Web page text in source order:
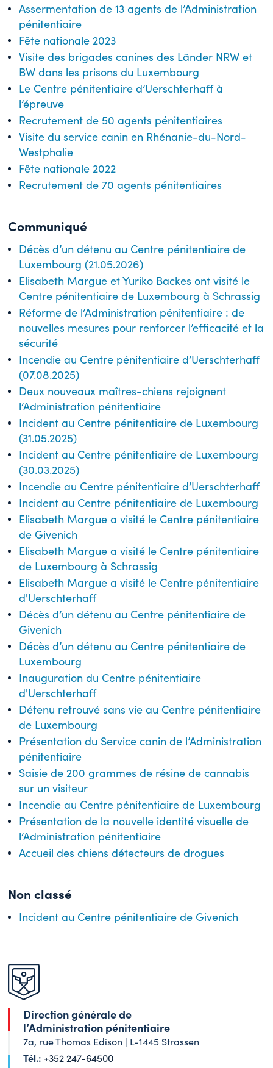
Assermentation de 13 agents de l’Administration
pénitentiaire
Fête nationale 2023
Visite des brigades canines des Länder NRW et
BW dans les prisons du Luxembourg
Le Centre pénitentiaire d’Uerschterhaff à
l’épreuve
Recrutement de 50 agents pénitentiaires
Visite du service canin en Rhénanie-du-Nord-
Westphalie
Fête nationale 2022
Recrutement de 70 agents pénitentiaires
Communiqué
Décès d’un détenu au Centre pénitentiaire de
Luxembourg (21.05.2026)
Elisabeth Margue et Yuriko Backes ont visité le
Centre pénitentiaire de Luxembourg à Schrassig
Réforme de l’Administration pénitentiaire : de
nouvelles mesures pour renforcer l’efficacité et la
sécurité
Incendie au Centre pénitentiaire d’Uerschterhaff
(07.08.2025)
Deux nouveaux maîtres-chiens rejoignent
l’Administration pénitentiaire
Incident au Centre pénitentiaire de Luxembourg
(31.05.2025)
Incident au Centre pénitentiaire de Luxembourg
(30.03.2025)
Incendie au Centre pénitentiaire d’Uerschterhaff
Incident au Centre pénitentiaire de Luxembourg
Elisabeth Margue a visité le Centre pénitentiaire
de Givenich
Elisabeth Margue a visité le Centre pénitentiaire
de Luxembourg à Schrassig
Elisabeth Margue a visité le Centre pénitentiaire
d'Uerschterhaff
Décès d’un détenu au Centre pénitentiaire de
Givenich
Décès d’un détenu au Centre pénitentiaire de
Luxembourg
Inauguration du Centre pénitentiaire
d'Uerschterhaff
Détenu retrouvé sans vie au Centre pénitentiaire
de Luxembourg
Présentation du Service canin de l’Administration
pénitentiaire
Saisie de 200 grammes de résine de cannabis
sur un visiteur
Incendie au Centre pénitentiaire de Luxembourg
Présentation de la nouvelle identité visuelle de
l’Administration pénitentiaire
Accueil des chiens détecteurs de drogues
Non classé
Incident au Centre pénitentiaire de Givenich
Direction générale de
l’Administration pénitentiaire
7a, rue Thomas Edison | L-1445 Strassen
Tél.: +352 247-64500